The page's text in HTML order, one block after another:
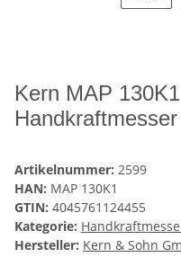
Kern MAP
Handkraftmesser
Artikelnummer: 2599
HAN: MAP 130K1
GTIN: 4045761124455
Kategorie:
Hersteller: Kern & Sohn